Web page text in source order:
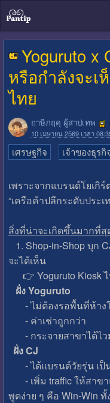
Yoguruto x
หรือกำลังจะ
ไทย
ฤาษีภฤคุ ผู้สาปเทพ
10 เมษายน 2569 เวลา
เศรษฐกิจ เจ้าของธุรกิ
เพราะจากแบรนด์โยเกิ
“เครือค้าปลีกระดับประเ
สิ่งที่น่าจะเกิดขึ้นมากที่สุ
1. Shop-in-Shop บุก
จะได้เห็น
👉 Yoguruto Kiosk ไ
ฝั่ง Yoguruto
- ไม่ต้องรอพื้นที่ห้าง
- ค่าเช่าถูกกว่า
- กระจายสาขาได้ไว
ฝั่ง CJ
- ได้แบรนด์วัยรุ่น เป็น
- เพิ่ม traffic ให้สาข
พูดง่าย ๆ คือ Win-Win ทั้